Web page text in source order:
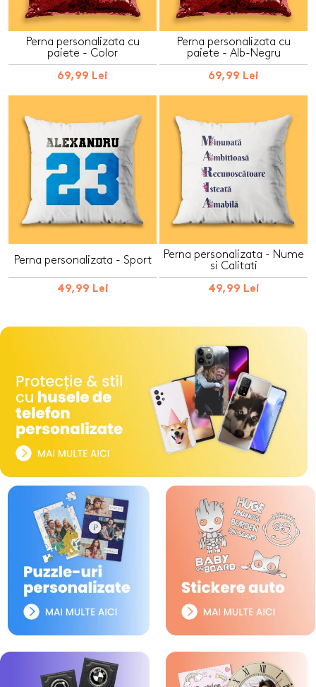
Perna personalizata cu
paiete - Color
69,99 Lei
Perna personalizata cu
paiete - Alb-Negru
69,99 Lei
Perna personalizata - Sport
49,99 Lei
Perna personalizata - Nume
si Calitati
49,99 Lei